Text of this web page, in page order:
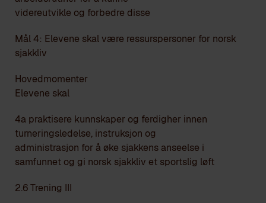
videreutvikle og forbedre disse
Mål 4: Elevene skal være ressurspersoner for norsk
sjakkliv
Hovedmomenter
Elevene skal
4a praktisere kunnskaper og ferdigher innen
turneringsledelse, instruksjon og
administrasjon for å øke sjakkens anseelse i
samfunnet og gi norsk sjakkliv et sportslig løft
2.6 Trening III